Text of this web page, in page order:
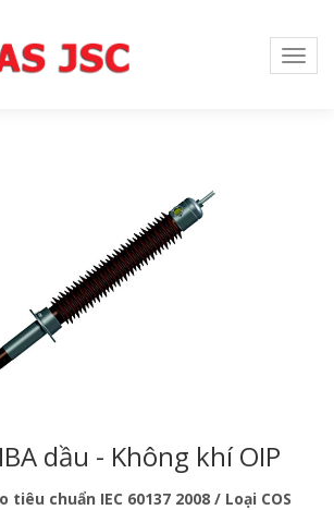
dầu - Không khí OIP
tiêu chuẩn IEC 60137 2008 / Loại COS